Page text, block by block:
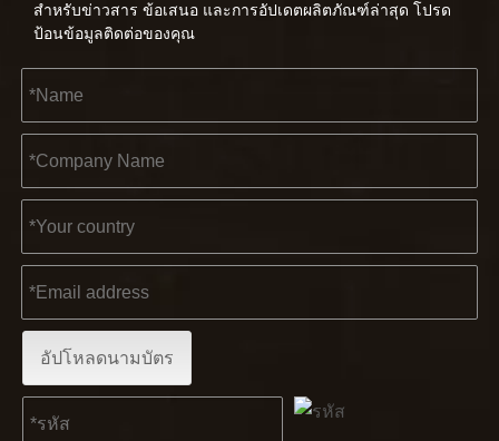
2566-03-02
KENDO ในงานโคโลญจน์ 2023
งานโคโลญจน์ 2023 เป็นสถานที่ที่ยอดเยี่ยมสำหรับ Kendo ใ
พันธมิตรและเพื่อน ๆ เรามีข่าวดีที่จะแบ่งปันกับคุณ⚒ เราจะไ
สำหรับข่าวสาร ข้อเสนอ และการอัปเดตผลิตภัณฑ์ล่าสุด โปรด
ป้อนข้อมูลติดต่อของคุณ
อัปโหลดนามบัตร